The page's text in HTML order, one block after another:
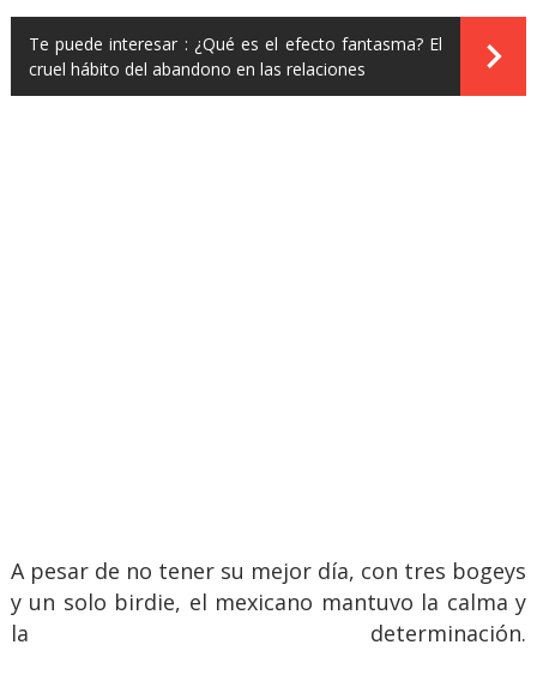
Te puede interesar : ¿Qué es el efecto fantasma? El
cruel hábito del abandono en las relaciones
A pesar de no tener su mejor día, con tres bogeys
y un solo birdie, el mexicano mantuvo la calma y
la determinación.